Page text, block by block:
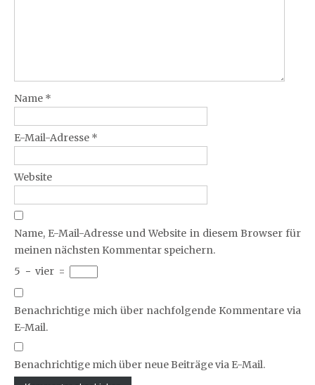
Name *
E-Mail-Adresse *
Website
Name, E-Mail-Adresse und Website in diesem Browser für
meinen nächsten Kommentar speichern.
5 − vier =
Benachrichtige mich über nachfolgende Kommentare via
E-Mail.
Benachrichtige mich über neue Beiträge via E-Mail.